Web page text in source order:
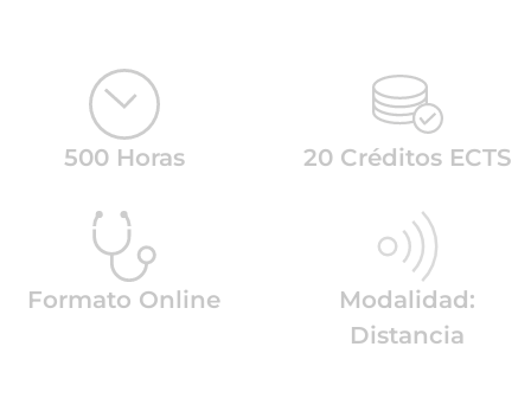
500 Horas 20 Créditos ECTS
Formato Online
Modalidad:
Distancia